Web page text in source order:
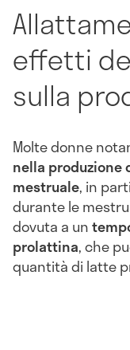
effetti
sulla
Molte donne
nella
mestruale, in
durante le
dovuta a un
prolattina, che
quantità di latte